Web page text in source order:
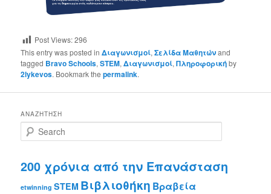
Post Views:296
This entry was posted inΔιαγωνισμοί,Σελίδα Μαθητώνand
tagged Bravo Schools,STEM,Διαγωνισμοί,Πληροφορικήby
2lykevos. Bookmark thepermalink.
ΑΝΑΖΉΤΗΣΗ
e
r
c
h
200 χρόνια από την Επανάσταση
etwinning STEM Βιβλιοθήκη Βραβεία